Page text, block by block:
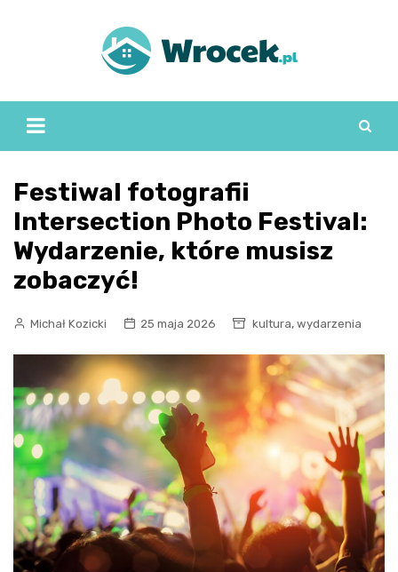
Festiwal fotografii
Intersection Photo Festival:
Wydarzenie, które musisz
zobaczyć!
Michał Kozicki 25 maja 2026 kultura, wydarzenia